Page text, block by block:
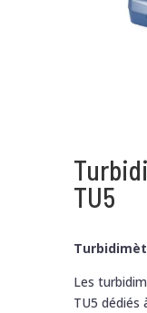
TU5
Les
TU5 dédiés